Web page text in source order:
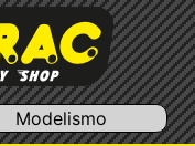
Modelismo